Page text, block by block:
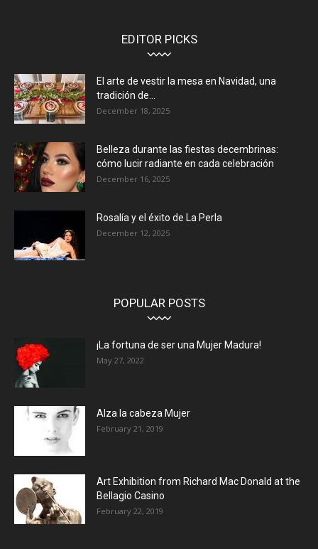
EDITOR PICKS
El arte de vestir la mesa en Navidad, una
tradición de...
December 18, 2025
Belleza durante las fiestas decembrinas:
cómo lucir radiante en cada celebración
December 16, 2025
Rosalía y el éxito de La Perla
December 12, 2025
POPULAR POSTS
¡La fortuna de ser una Mujer Madura!
May 27, 2022
Alza la cabeza Mujer
February 21, 2019
Art Exhibition from Richard Mac Donald at the
Bellagio Casino
February 22, 2019